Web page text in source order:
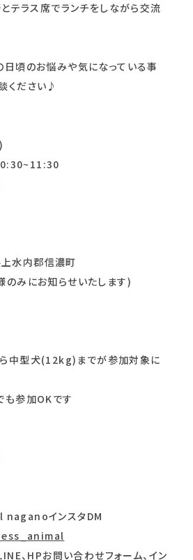
テラス席でランチをしながら交流
日頃のお悩みや気になっている事
ください♪
水内郡信濃町
みにお知らせいたします)
中型犬(12kg)までが参加対象に
も参加OKです
インスタDM
、HPお問い合わせフォーム、イン